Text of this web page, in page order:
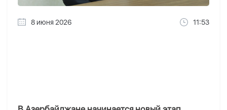
8 июня 2026 11:53